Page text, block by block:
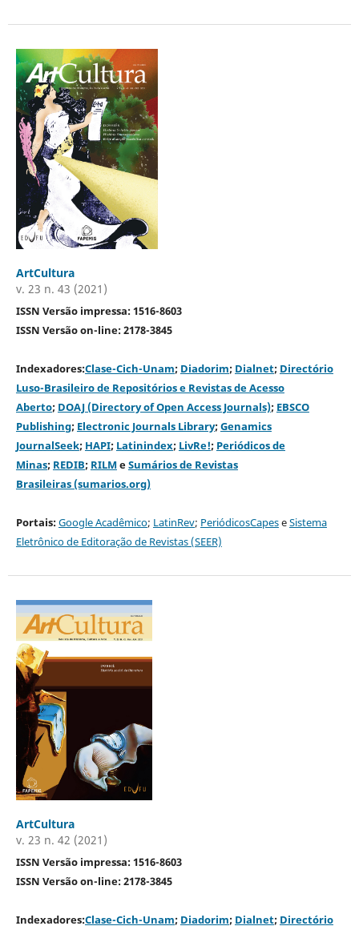
ArtCultura
v. 23 n. 43 (2021)
ISSN Versão impressa: 1516-8603
ISSN Versão on-line: 2178-3845
Indexadores:Clase-Cich-Unam; Diadorim; Dialnet; Directório
Luso-Brasileiro de Repositórios e Revistas de Acesso
Aberto; DOAJ (Directory of Open Access Journals); EBSCO
Publishing; Electronic Journals Library;Genamics
JournalSeek; HAPI; Latinindex; LivRe!; Periódicos de
Minas; REDIB; RILMeSumários de Revistas
Brasileiras (sumarios.org)
Portais:Google Acadêmico; LatinRev; PeriódicosCapeseSistema
Eletrônico de Editoração de Revistas (SEER)
ArtCultura
v. 23 n. 42 (2021)
ISSN Versão impressa: 1516-8603
ISSN Versão on-line: 2178-3845
Indexadores:Clase-Cich-Unam; Diadorim; Dialnet; Directório